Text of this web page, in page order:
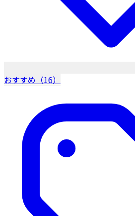
おすすめ（16）